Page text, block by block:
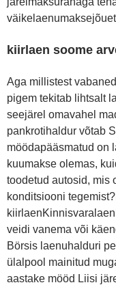
kiirlaen soome
Aga millistest
pigem tekitab lihtsalt
seejärel omavahel
pankrotihaldur võtab
möödapääsmatud on
kuumakse olemas,
toodetud autosid, mis
konditsiooni
veidi vanema või
Börsis laenuhalduri
ülalpool mainitud
aastake mööd Liisi